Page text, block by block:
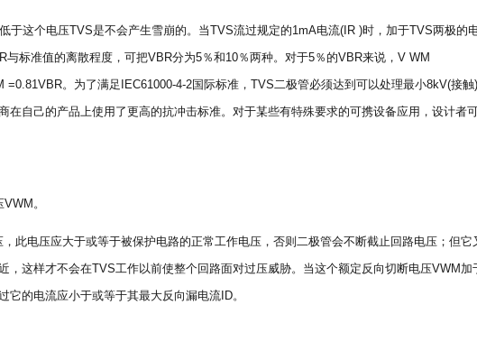
于这个电压TVS是不会产生雪崩的。当TVS流过规定的1mA电流(IR )时，加于TVS两极的
标准值的离散程度，可把VBR分为5％和10％两种。对于5％的VBR来说，V WM
。为了满足IEC61000-4-2国际标准，TVS二极管必须达到可以处理最小8kV(接触)
在自己的产品上使用了更高的抗冲击标准。对于某些有特殊要求的可携设备应用，设计者
。
此电压应大于或等于被保护电路的正常工作电压，否则二极管会不断截止回路电压；但它
，这样才不会在TVS工作以前使整个回路面对过压威胁。当这个额定反向切断电压VWM加
的电流应小于或等于其最大反向漏电流ID。